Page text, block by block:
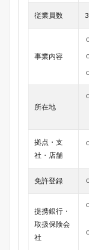
従業員数
事業内容
所在地
拠点・支
社・店舗
免許登録
提携銀行・
取扱保険会
社